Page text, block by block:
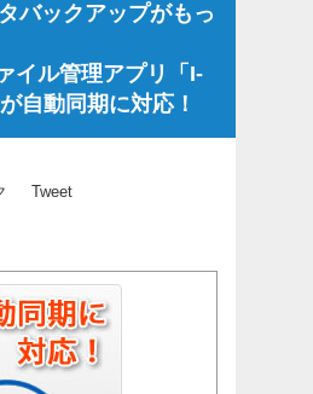
バックアップがもっ
イル管理アプリ「I-
自動同期に対応！
Tweet